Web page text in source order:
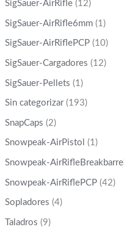
SigSauer-AirRifle (12)
SigSauer-AirRifle6mm (1)
SigSauer-AirRiflePCP (10)
SigSauer-Cargadores (12)
SigSauer-Pellets (1)
Sin categorizar (193)
SnapCaps (2)
Snowpeak-AirPistol (1)
Snowpeak-AirRifleBreakbarrel
Snowpeak-AirRiflePCP (42)
Sopladores (4)
Taladros (9)